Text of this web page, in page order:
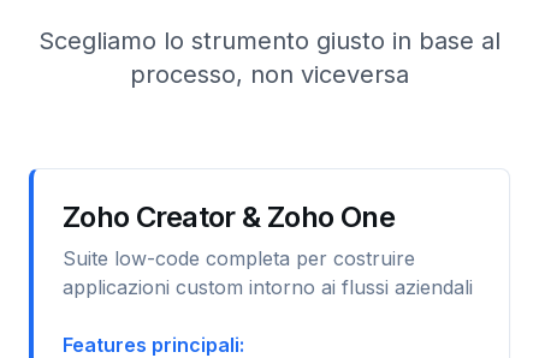
Scegliamo lo strumento giusto in base al
processo, non viceversa
Zoho Creator & Zoho One
Suite low-code completa per costruire
applicazioni custom intorno ai flussi aziendali
Features principali: